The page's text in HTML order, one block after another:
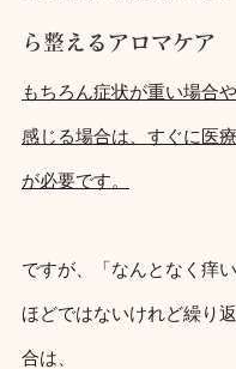
ら整えるアロマケア
もちろん症状が重い場合
感じる場合は、すぐに医
が必要です。
ですが、「なんとなく痒
ほどではないけれど繰り
合は、